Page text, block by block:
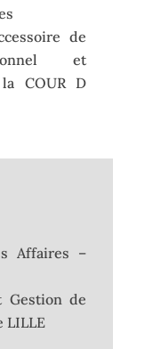
de
et
COUR D
Affaires –
Gestion de
LILLE